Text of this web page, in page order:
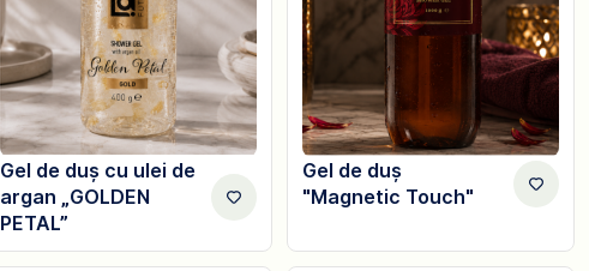
Gel de duș cu ulei de
argan „GOLDEN
PETAL”
Gel de duș
"Magnetic Touch"